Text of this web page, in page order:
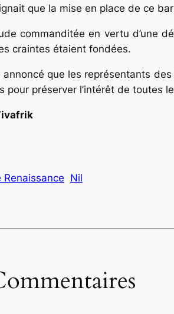
que la mise en place de ce
commanditée en vertu d’une
craintes étaient fondées.
annoncé que les représentants
pour préserver l’intérêt de toutes
Renaissance Nil